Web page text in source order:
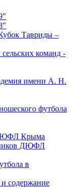
Тавриды –
команд -
имени А. Н.
футбола
Крыма
ДЮФЛ
в
содержание